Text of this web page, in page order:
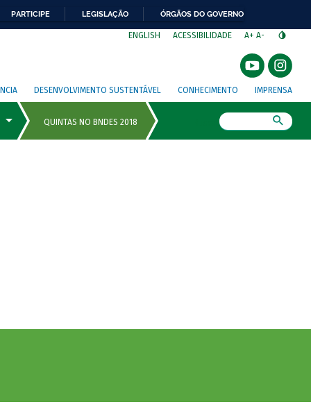
PARTICIPE LEGISLAÇÃO ÓRGÃOS DO GOVERNO
ENGLISH ACESSIBILIDADE A+ A-
DESENVOLVIMENTO SUSTENTÁVEL CONHECIMENTO IMPRENSA